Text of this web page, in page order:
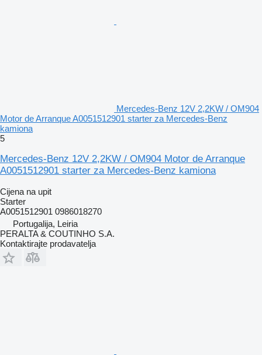
Mercedes-Benz 12V 2,2KW / OM904
Motor de Arranque A0051512901 starter za Mercedes-Benz
kamiona
5
Mercedes-Benz 12V 2,2KW / OM904 Motor de Arranque
A0051512901 starter za Mercedes-Benz kamiona
Cijena na upit
Starter
A0051512901 0986018270
Portugalija, Leiria
PERALTA & COUTINHO S.A.
Kontaktirajte prodavatelja